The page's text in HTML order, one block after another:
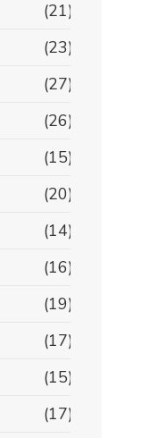
(21)
(23)
(27)
(26)
(15)
(20)
(14)
(16)
(19)
(17)
(15)
(17)